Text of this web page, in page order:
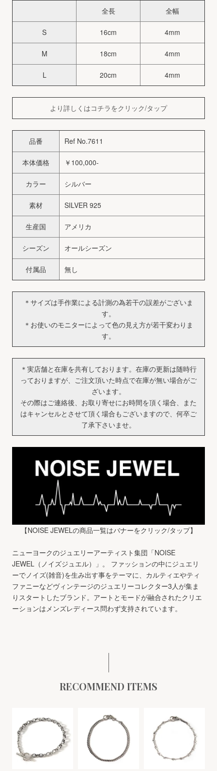
全長 全幅
S 16cm 4mm
M 18cm 4mm
L 20cm 4mm
より詳しくはコチラをクリック/タップ
品番 Ref No.7611
本体価格 ￥100,000-
カラー シルバー
素材 SILVER 925
生産国 アメリカ
シーズン オールシーズン
付属品 無し
＊サイズは手作業による計測の為若干の誤差がございま
す。
＊お使いのモニターによって色の見え方が若干変わりま
す。
＊実店舗と在庫を共有しております。在庫の更新は随時行
っておりますが、ご注文頂いた時点で在庫が無い場合がご
ざいます。
その際はご連絡後、お取り寄せにお時間を頂く場合、また
はキャンセルとさせて頂く場合もございますので、何卒ご
了承下さいませ。
【NOISE JEWELの商品一覧はバナーをクリック/タップ】
ニューヨークのジュエリーアーティスト集団「NOISE
JEWEL（ノイズジュエル）」。 ファッションの中にジュエリ
ーでノイズ(雑音)を生み出す事をテーマに、カルティエやティ
ファニーなどヴィンテージのジュエリーコレクター3人が集ま
りスタートしたブランド。アートとモードが融合されたクリエ
ーションはメンズレディース問わず支持されています。
RECOMMEND ITEMS